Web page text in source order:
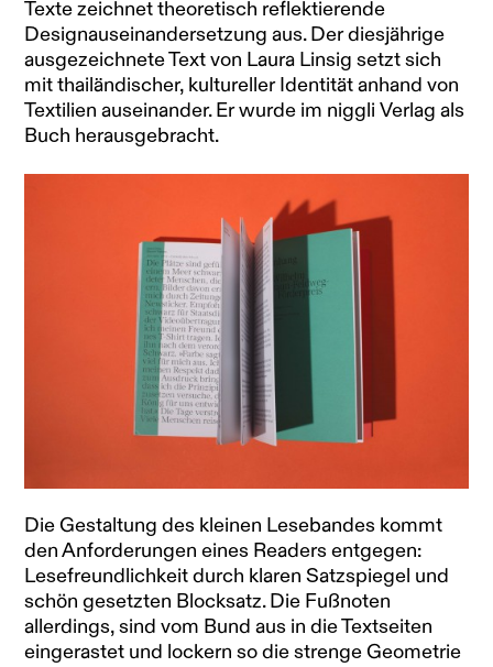
Texte zeichnet theoretisch reflektierende
Designauseinandersetzung aus. Der diesjährige
ausgezeichnete Text von Laura Linsig setzt sich
mit thailändischer, kultureller Identität anhand von
Textilien auseinander. Er wurde im niggli Verlag als
Buch herausgebracht.
Die Gestaltung des kleinen Lesebandes kommt
den Anforderungen eines Readers entgegen:
Lesefreundlichkeit durch klaren Satzspiegel und
schön gesetzten Blocksatz. Die Fußnoten
allerdings, sind vom Bund aus in die Textseiten
eingerastet und lockern so die strenge Geometrie